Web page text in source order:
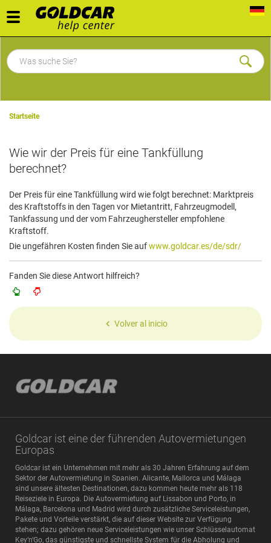
Toggle
navigation
Startseite
Wie wir der Preis für eine Tankfüllung
berechnet?
Der Preis für eine Tankfüllung wird wie folgt berechnet: Marktpreis
des Kraftstoffs in den Tagen vor Mietantritt, Fahrzeugmodell,
Tankfassung und der vom Fahrzeughersteller empfohlene
Kraftstoff.
Die ungefähren Kosten finden Sie aufwww.goldcar.es/de/sdr/
Fanden Sie diese Antwort hilfreich?
Volver al inicio
Goldcar ist eine der führenden Autovermietungen
Europas
Goldcar ist ein Unternehmen mit mehr als 30 Jahren Erfahrung auf dem
Sektor der Autovermietung in Spanien. Alicante, Mallorca und Málaga
sind unsere ältesten Destinationen, dazu kommen heute mehr als 118
Reiseziele in Europa. Die Autovermietung auf Lissabon und Porto, in
Málaga, Barcelona und Madrid wird durch zusätzliche Serviceleistungen,
Pakete und Vorteile verstärkt, die auf dieser Website zur Verfügung
stehen; dazu gehören neue Serviceleistungen wie unser Schlüsselautomat
Key‘n‘Go, das günstigste und schnellste System für die Abholung und